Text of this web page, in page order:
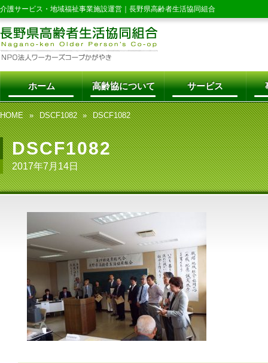
介護サービス・地域福祉事業施設運営｜ 長野県高齢者生活協同組合
ホーム 高齢協について サービス
HOME DSCF1082 DSCF1082
DSCF1082
2017年7月14日